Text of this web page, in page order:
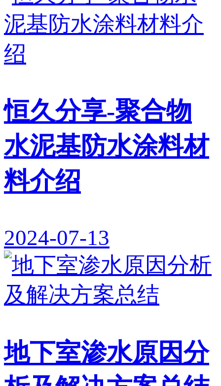
恒久分享-聚合物
水泥基防水涂料材
料介绍
2024-07-13
地下室渗水原因分